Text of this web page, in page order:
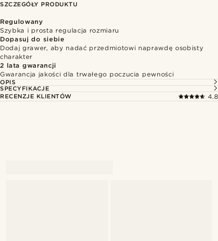
SZCZEGÓŁY PRODUKTU
Regulowany
Szybka i prosta regulacja rozmiaru
Dopasuj do siebie
Dodaj grawer, aby nadać przedmiotowi naprawdę osobisty
charakter
2 lata gwarancji
Gwarancja jakości dla trwałego poczucia pewności
OPIS
SPECYFIKACJE
RECENZJE KLIENTÓW
4.8